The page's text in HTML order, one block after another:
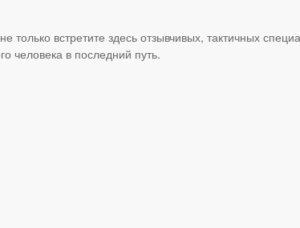
встретите здесь отзывчивых, тактичных
человека в последний путь.